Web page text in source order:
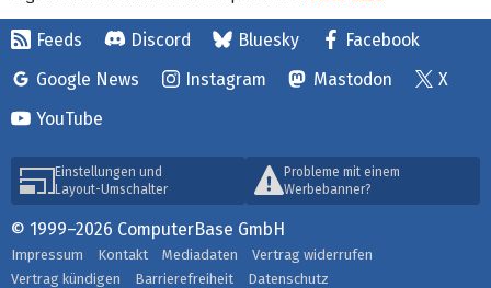
Feeds Discord Bluesky
Facebook
Google News
Instagram Mastodon
X
YouTube
Einstellungen und
Layout-Umschalter
Probleme mit einem
Werbebanner?
© 1999–2026 ComputerBase GmbH
Impressum Kontakt Mediadaten
Vertrag widerrufen
Vertrag kündigen
Barrierefreiheit Datenschutz